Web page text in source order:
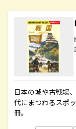
日本の城や古戦場
代にまつわるスポ
冊。